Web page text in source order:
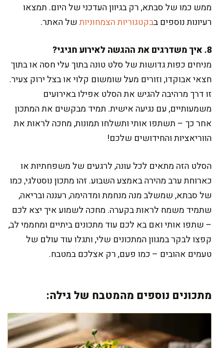
ממש כמו של סבתא, רק בגיוון העדכני של היום. תמצאו
רעיונות נוספים בבקטגוריות הצמחוניותשל האתר.
8. איך משדרגים את ההגשה לאירוע חגיגי?
מניחים כפות גדושות של סלט טונה בתוך עלי חסה או בתוך
חצאי אבוקדו, וזורים מעל שומשום קלוי או בצל ירוק צעיר.
זו דרך מרהיבה להגיש את הסלט אפילו באירועים
משמעותיים, עם נגיעה אישית. תמיד מבקשים את המתכון
אחר כך – תשתפו אותי ותשלחו תמונות, מחכה לראות את
הווריאציות והחידושים שלכם!
הסלט הזה מתאים לכל עונה, לרגעים של משפחתיות או
כארוחת ערב מהירה באמצע השבוע. זהו מתכון נוסטלגי, כמו
של סבתא, שמשלב מנה מנחמת ומדהימה, רעננה ובריאה,
שתמיד משמח לראות בקערה. מחכה לשמוע איך יצא לכם
– שתפו אותי ואם בא לכם עוד מתכונים ביתיים ומחממי לב,
קפצו לבקר במגוון המתכונים שלי, ותגלו עוד עולם של
טעמים אהובים – כמו פעם, רק אצלכם במטבח.
מתכונים נוספים מהמטבח של גילה: